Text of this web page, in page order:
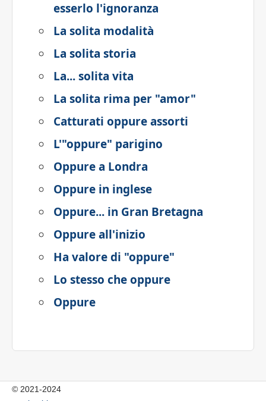
esserlo l'ignoranza
La solita modalità
La solita storia
La... solita vita
La solita rima per "amor"
Catturati oppure assorti
L'"oppure" parigino
Oppure a Londra
Oppure in inglese
Oppure... in Gran Bretagna
Oppure all'inizio
Ha valore di "oppure"
Lo stesso che oppure
Oppure
© 2021-2024